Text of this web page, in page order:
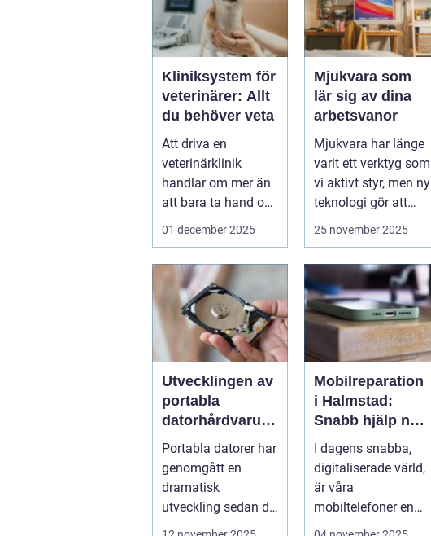
Kliniksystem för
veterinärer: Allt
du behöver veta
Att driva en
veterinärklinik
handlar om mer än
att bara ta hand om
djuren.
01 december 2025
Mjukvara som
lär sig av dina
arbetsvanor
Mjukvara har länge
varit ett verktyg som
vi aktivt styr, men ny
teknologi gör att
program ...
25 november 2025
Utvecklingen av
portabla
datorhårdvarulö
sningar
Portabla datorer har
genomgått en
dramatisk
utveckling sedan de
första bärbara
Mobilreparation
i Halmstad:
Snabb hjälp när
telefonen gått
sönder
I dagens snabba,
digitaliserade värld,
är våra
mobiltelefoner en
central del av v&ar...